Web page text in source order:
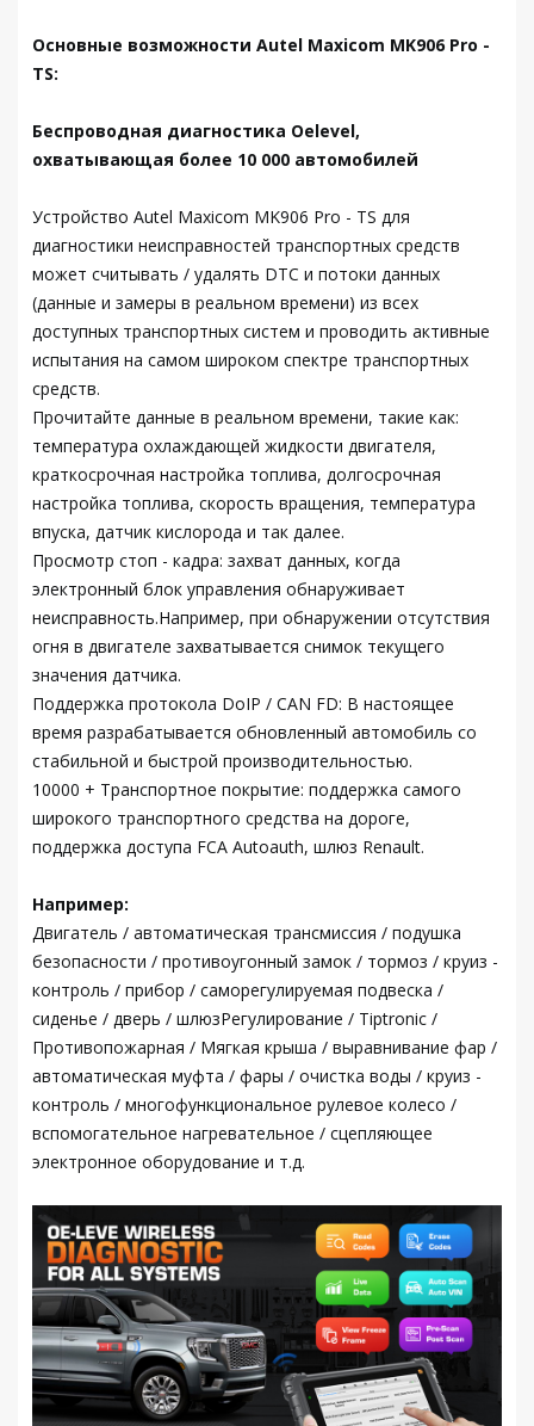
Основные возможности Autel Maxicom MK906 Pro -
TS:
Беспроводная диагностика Oelevel,
охватывающая более 10 000 автомобилей
Устройство Autel Maxicom MK906 Pro - TS для
диагностики неисправностей транспортных средств
может считывать / удалять DTC и потоки данных
(данные и замеры в реальном времени) из всех
доступных транспортных систем и проводить активные
испытания на самом широком спектре транспортных
средств.
Прочитайте данные в реальном времени, такие как:
температура охлаждающей жидкости двигателя,
краткосрочная настройка топлива, долгосрочная
настройка топлива, скорость вращения, температура
впуска, датчик кислорода и так далее.
Просмотр стоп - кадра: захват данных, когда
электронный блок управления обнаруживает
неисправность.Например, при обнаружении отсутствия
огня в двигателе захватывается снимок текущего
значения датчика.
Поддержка протокола DoIP / CAN FD: В настоящее
время разрабатывается обновленный автомобиль со
стабильной и быстрой производительностью.
10000 + Транспортное покрытие: поддержка самого
широкого транспортного средства на дороге,
поддержка доступа FCA Autoauth, шлюз Renault.
Например:
Двигатель / автоматическая трансмиссия / подушка
безопасности / противоугонный замок / тормоз / круиз -
контроль / прибор / саморегулируемая подвеска /
сиденье / дверь / шлюзРегулирование / Tiptronic /
Противопожарная / Мягкая крыша / выравнивание фар /
автоматическая муфта / фары / очистка воды / круиз -
контроль / многофункциональное рулевое колесо /
вспомогательное нагревательное / сцепляющее
электронное оборудование и т.д.